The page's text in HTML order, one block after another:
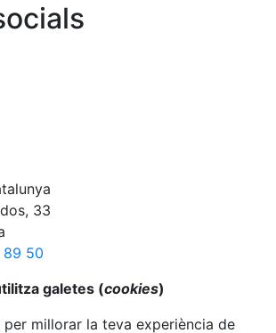
nos al nostre canal de Twitter
33
89 50
galetes (cookies)
per millorar la teva experiència de